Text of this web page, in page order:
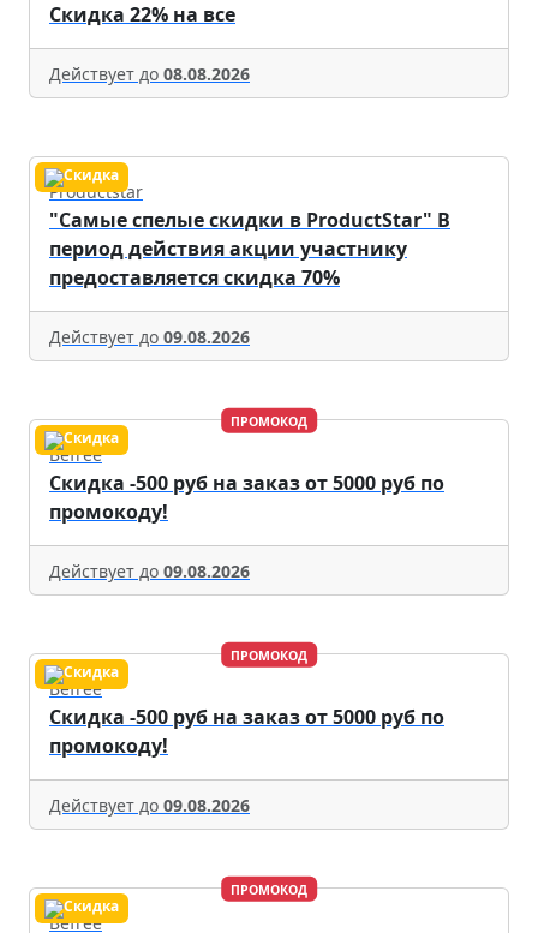
Скидка 22% на все
Действует до 08.08.2026
Productstar
"Самые спелые скидки в ProductStar" В
период действия акции участнику
предоставляется скидка 70%
Действует до 09.08.2026
ПРОМОКОД
Befree
Скидка -500 руб на заказ от 5000 руб по
промокоду!
Действует до 09.08.2026
ПРОМОКОД
Befree
Скидка -500 руб на заказ от 5000 руб по
промокоду!
Действует до 09.08.2026
ПРОМОКОД
Befree